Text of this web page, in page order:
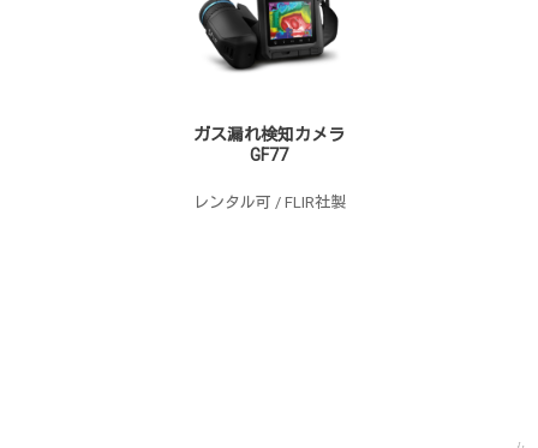
ガス漏れ検知カメラ
GF77
レンタル可 / FLIR社製